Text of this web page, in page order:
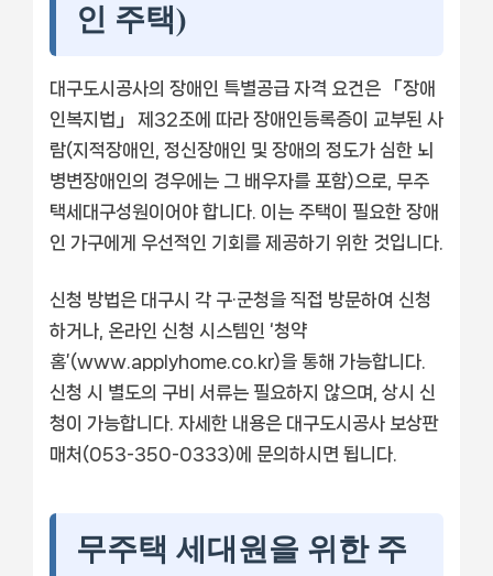
인 주택)
대구도시공사의 장애인 특별공급 자격 요건은 「장애
인복지법」 제32조에 따라 장애인등록증이 교부된 사
람(지적장애인, 정신장애인 및 장애의 정도가 심한 뇌
병변장애인의 경우에는 그 배우자를 포함)으로, 무주
택세대구성원이어야 합니다. 이는 주택이 필요한 장애
인 가구에게 우선적인 기회를 제공하기 위한 것입니다.
신청 방법은 대구시 각 구·군청을 직접 방문하여 신청
하거나, 온라인 신청 시스템인 ‘청약
홈’(www.applyhome.co.kr)을 통해 가능합니다.
신청 시 별도의 구비 서류는 필요하지 않으며, 상시 신
청이 가능합니다. 자세한 내용은 대구도시공사 보상판
매처(053-350-0333)에 문의하시면 됩니다.
무주택 세대원을 위한 주